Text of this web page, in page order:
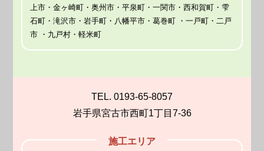
上市・金ヶ崎町・奥州市・平泉町・一関市・西和賀町・雫
石町・滝沢市・岩手町・八幡平市・葛巻町 ・一戸町・二戸
市 ・九戸村・軽米町
TEL. 0193-65-8057
岩手県宮古市西町1丁目7-36
施工エリア